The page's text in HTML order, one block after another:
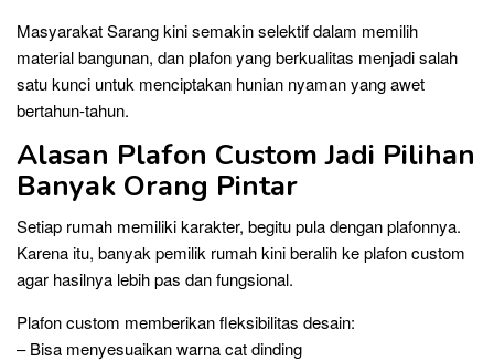
Masyarakat Sarang kini semakin selektif dalam memilih
material bangunan, dan plafon yang berkualitas menjadi salah
satu kunci untuk menciptakan hunian nyaman yang awet
bertahun-tahun.
Alasan Plafon Custom Jadi Pilihan
Banyak Orang Pintar
Setiap rumah memiliki karakter, begitu pula dengan plafonnya.
Karena itu, banyak pemilik rumah kini beralih ke plafon custom
agar hasilnya lebih pas dan fungsional.
Plafon custom memberikan fleksibilitas desain:
– Bisa menyesuaikan warna cat dinding